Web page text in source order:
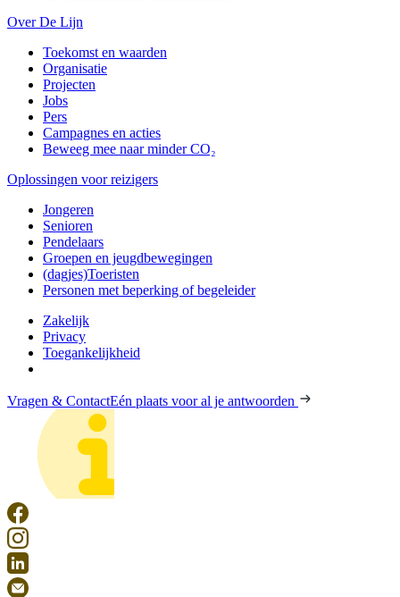
Over De Lijn
Toekomst en waarden
Organisatie
Projecten
Jobs
Pers
Campagnes en acties
Beweeg mee naar minder CO₂
Oplossingen voor reizigers
Jongeren
Senioren
Pendelaars
Groepen en jeugdbewegingen
(dagjes)Toeristen
Personen met beperking of begeleider
Zakelijk
Privacy
Toegankelijkheid
Vragen & ContactEén plaats voor al je antwoorden